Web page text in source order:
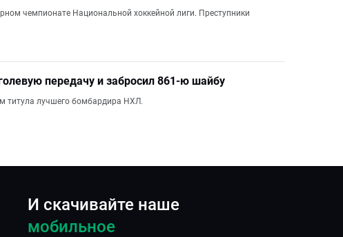
чемпионате Национальной хоккейной лиги. Преступники
передачу и забросил 861-ю шайбу
титула лучшего бомбардира НХЛ.
И скачивайте наше
мобильное